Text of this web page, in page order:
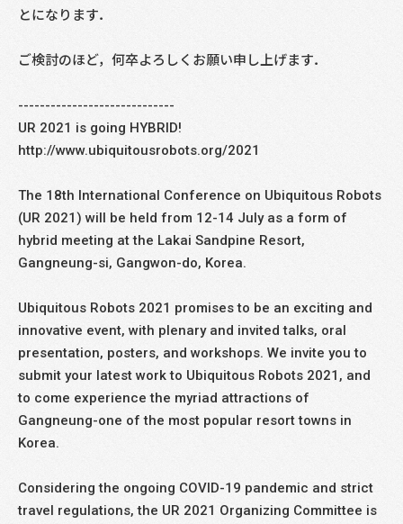
とになります．
ご検討のほど，何卒よろしくお願い申し上げます．
-----------------------------
UR 2021 is going HYBRID!
http://www.ubiquitousrobots.org/2021
The 18th International Conference on Ubiquitous Robots
(UR 2021) will be held from 12-14 July as a form of
hybrid meeting at the Lakai Sandpine Resort,
Gangneung-si, Gangwon-do, Korea.
Ubiquitous Robots 2021 promises to be an exciting and
innovative event, with plenary and invited talks, oral
presentation, posters, and workshops. We invite you to
submit your latest work to Ubiquitous Robots 2021, and
to come experience the myriad attractions of
Gangneung-one of the most popular resort towns in
Korea.
Considering the ongoing COVID-19 pandemic and strict
travel regulations, the UR 2021 Organizing Committee is